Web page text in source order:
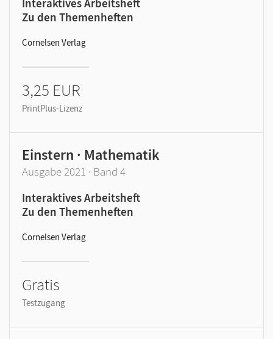
Interaktives Arbeitsheft
Zu den Themenheften
Cornelsen Verlag
3,25 EUR
PrintPlus-Lizenz
Einstern · Mathematik
Ausgabe 2021 · Band 4
Interaktives Arbeitsheft
Zu den Themenheften
Cornelsen Verlag
Gratis
Testzugang